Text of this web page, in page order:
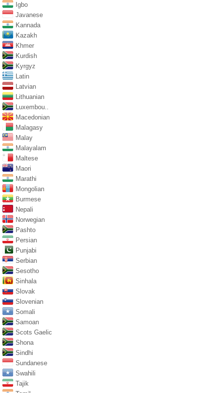
Igbo
Javanese
Kannada
Kazakh
Khmer
Kurdish
Kyrgyz
Latin
Latvian
Lithuanian
Luxembou..
Macedonian
Malagasy
Malay
Malayalam
Maltese
Maori
Marathi
Mongolian
Burmese
Nepali
Norwegian
Pashto
Persian
Punjabi
Serbian
Sesotho
Sinhala
Slovak
Slovenian
Somali
Samoan
Scots Gaelic
Shona
Sindhi
Sundanese
Swahili
Tajik